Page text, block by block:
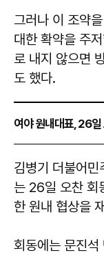
그러나 이 조약
대한 확약을 주
로 내지 않으면
도 했다.
여야 원내대표, 26
김병기 더불어민
는 26일 오찬 회
한 원내 협상을
회동에는 문진석